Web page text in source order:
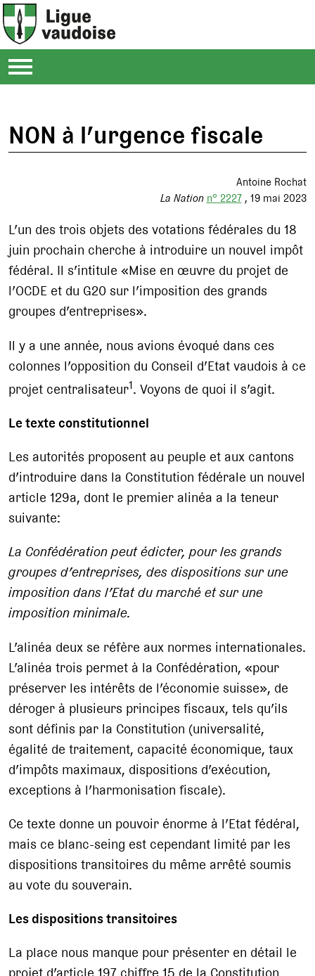
NON à l’urgence fiscale
Antoine Rochat
La Nation n° 2227 19 mai 2023
L’un des trois objets des votations fédérales du 18
juin prochain cherche à introduire un nouvel impôt
fédéral. Il s’intitule «Mise en œuvre du projet de
l’OCDE et du G20 sur l’imposition des grands
groupes d’entreprises».
Il y a une année, nous avions évoqué dans ces
colonnes l’opposition du Conseil d’Etat vaudois à ce
projet centralisateur1. Voyons de quoi il s’agit.
Le texte constitutionnel
Les autorités proposent au peuple et aux cantons
d’introduire dans la Constitution fédérale un nouvel
article 129a, dont le premier alinéa a la teneur
suivante:
La Confédération peut édicter, pour les grands
groupes d’entreprises, des dispositions sur une
imposition dans l’Etat du marché et sur une
imposition minimale.
L’alinéa deux se réfère aux normes internationales.
L’alinéa trois permet à la Confédération, «pour
préserver les intérêts de l’économie suisse», de
déroger à plusieurs principes fiscaux, tels qu’ils
sont définis par la Constitution (universalité,
égalité de traitement, capacité économique, taux
d’impôts maximaux, dispositions d’exécution,
exceptions à l’harmonisation fiscale).
Ce texte donne un pouvoir énorme à l’Etat fédéral,
mais ce blanc-seing est cependant limité par les
dispositions transitoires du même arrêté soumis
au vote du souverain.
Les dispositions transitoires
La place nous manque pour présenter en détail le